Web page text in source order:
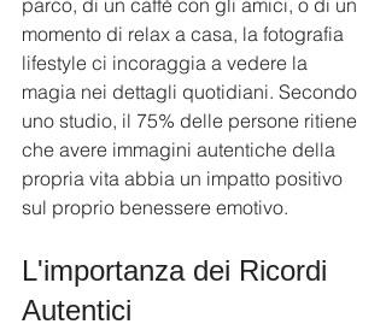
parco, di un caffè con gli amici, o di un
momento di relax a casa, la fotografia
lifestyle ci incoraggia a vedere la
magia nei dettagli quotidiani. Secondo
uno studio, il 75% delle persone ritiene
che avere immagini autentiche della
propria vita abbia un impatto positivo
sul proprio benessere emotivo.
L'importanza dei Ricordi
Autentici